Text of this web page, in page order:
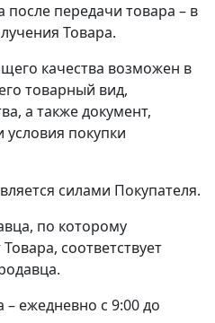
после передачи товара – в
Товара.
качества возможен в
товарный вид,
а также документ,
покупки
силами Покупателя.
по которому
соответствует
ежедневно с 9:00 до